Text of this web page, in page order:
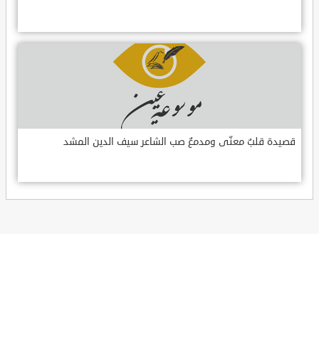
قصيدة قلبٌ معنّى ومدمعٌ صب الشاعر سيف الدين المشد